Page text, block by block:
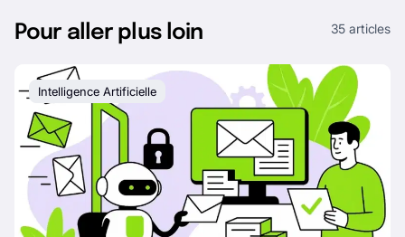
Pour aller plus loin 35 articles
Intelligence Artificielle